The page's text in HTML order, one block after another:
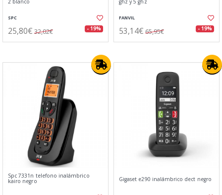
2 blanco
SPC
25,80€ 32,02€ - 19%
ghz y 5 ghz
FANVIL
53,14€ 65,95€ - 19%
Spc 7331n telefono inalámbrico
kairo negro Gigaset e290 inalámbrico dect negro